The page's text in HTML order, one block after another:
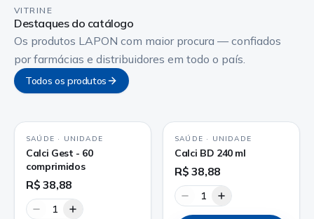
VITRINE
Destaques do catálogo
Os produtos LAPON com maior procura — confiados
por farmácias e distribuidores em todo o país.
Todos os produtos
SAÚDE · UNIDADE
Calci Gest - 60
comprimidos
R$ 38,88
1
SAÚDE · UNIDADE
Calci BD 240 ml
R$ 38,88
1